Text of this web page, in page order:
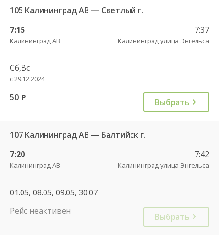
105 Калининград АВ — Светлый г.
7:15
Калининград АВ
7:37
Калининград улица Энгельса
Сб,Вс
с 29.12.2024
50 руб. Выбрать
107 Калининград АВ — Балтийск г.
7:20
Калининград АВ
7:42
Калининград улица Энгельса
01.05, 08.05, 09.05, 30.07
Рейс неактивен
Выбрать